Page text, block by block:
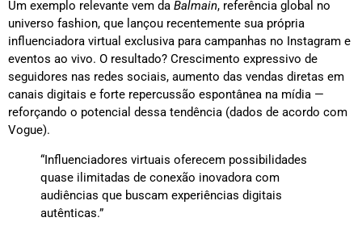
Um exemplo relevante vem da Balmain, referência global no
universo fashion, que lançou recentemente sua própria
influenciadora virtual exclusiva para campanhas no Instagram e
eventos ao vivo. O resultado? Crescimento expressivo de
seguidores nas redes sociais, aumento das vendas diretas em
canais digitais e forte repercussão espontânea na mídia —
reforçando o potencial dessa tendência (dados de acordo com
Vogue).
“Influenciadores virtuais oferecem possibilidades
quase ilimitadas de conexão inovadora com
audiências que buscam experiências digitais
autênticas.”